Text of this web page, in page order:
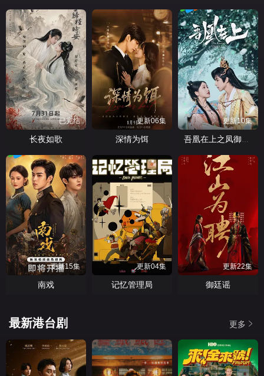
已完结
长夜如歌
更新06集
深情为饵
更新10集
吾凰在上之凤御四方
更新15集
南戏
更新04集
记忆管理局
更新22集
御廷谣
更多
最新港台剧